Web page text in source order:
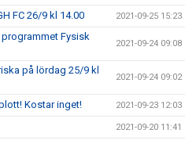
FC 26/9 kl 14.00 2021-09-25 15:23
Fysisk
2021-09-24 09:08
på lördag 25/9 kl
2021-09-24 09:02
Kostar inget! 2021-09-23 12:03
2021-09-20 11:41